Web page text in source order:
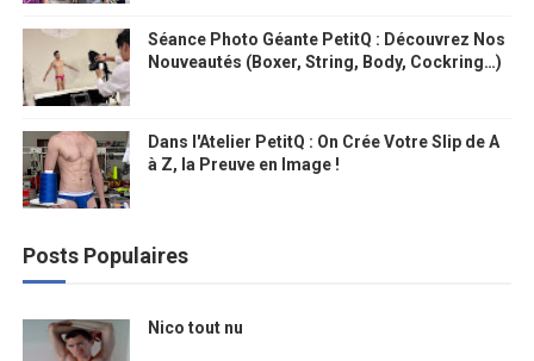
Séance Photo Géante PetitQ : Découvrez Nos
Nouveautés (Boxer, String, Body, Cockring…)
Dans l'Atelier PetitQ : On Crée Votre Slip de A
à Z, la Preuve en Image !
Posts Populaires
Nico tout nu